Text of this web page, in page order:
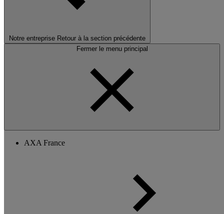
Notre entreprise Retour à la section précédente
Fermer le menu principal
AXA France